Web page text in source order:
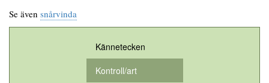
Se även snårvinda
Kännetecken
Kontroll/art